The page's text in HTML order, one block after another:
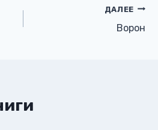
ДАЛЕЕ
Ворон